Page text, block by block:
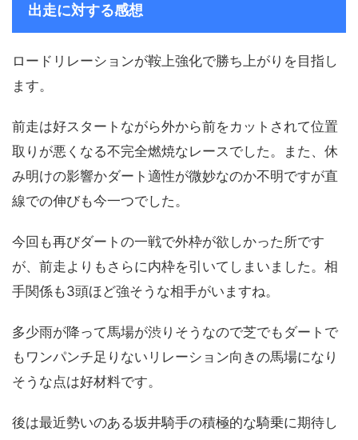
出走に対する感想
ロードリレーションが鞍上強化で勝ち上がりを目指し
ます。
前走は好スタートながら外から前をカットされて位置
取りが悪くなる不完全燃焼なレースでした。また、休
み明けの影響かダート適性が微妙なのか不明ですが直
線での伸びも今一つでした。
今回も再びダートの一戦で外枠が欲しかった所です
が、前走よりもさらに内枠を引いてしまいました。相
手関係も3頭ほど強そうな相手がいますね。
多少雨が降って馬場が渋りそうなので芝でもダートで
もワンパンチ足りないリレーション向きの馬場になり
そうな点は好材料です。
後は最近勢いのある坂井騎手の積極的な騎乗に期待し